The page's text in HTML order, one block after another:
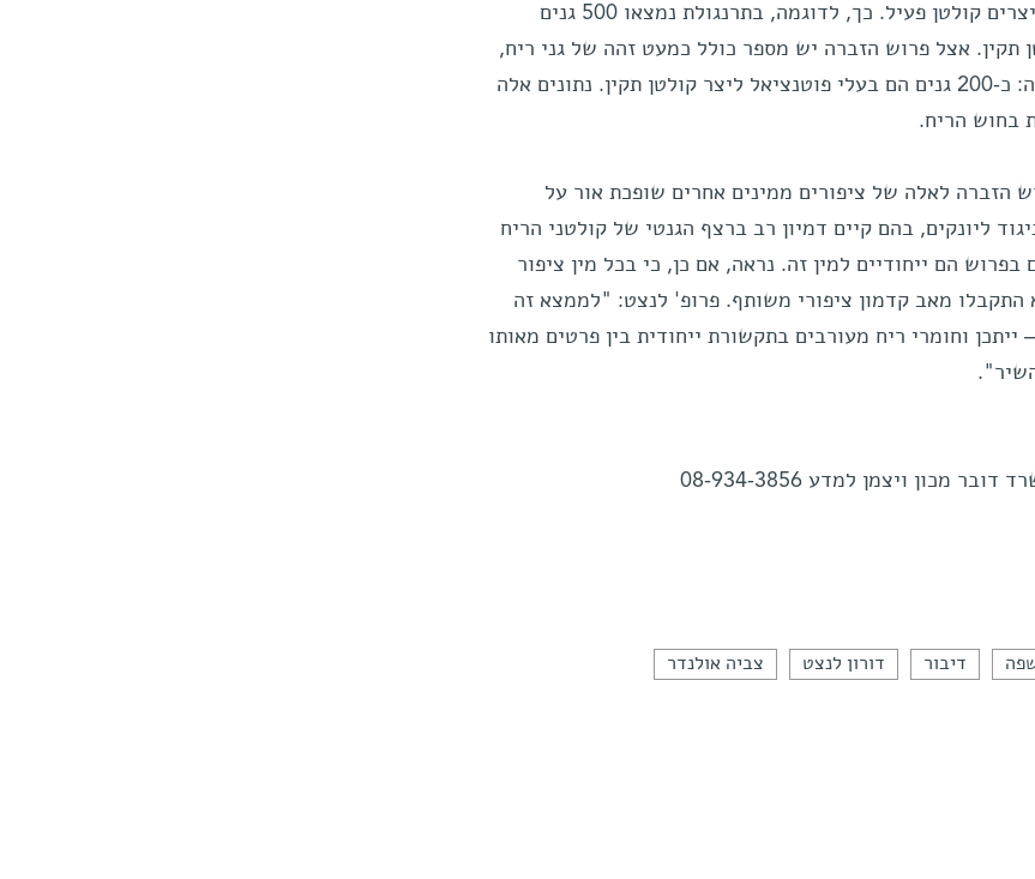
הגנטי – איזה אחוז מהגנים האלה אכן מייצרים קולטן פעיל. כך, לדוגמה, בתרנגולת נמצאו 500 גנים
מייצרים קולטן תקין. אצל פרוש הזברה יש מספר כולל כמעט זהה של גני ריח,
אך כמות הגנים הפעילים גדולה פי שלושה: כ-200 גנים הם בעלי פוטנציאל ליצר קולטן תקין. נתונים אלה
בחוש הריח.
הזברה לאלה של ציפורים ממינים אחרים שופכת אור על
ליונקים, בהם קיים דמיון רב ברצף הגנטי של קולטני הריח
כי 95% מהקולטנים בפרוש הם ייחודיים למין זה. נראה, אם כן, כי בכל מין ציפור
התקבלו מאב קדמון ציפורי משותף. פרופ' לנצט: "לממצא זה
וחומרי ריח מעורבים בתקשורת ייחודית בין פרטים מאותו
ויצמן למדע 08-934-3856
דיבור דורון לנצט צביה אולנדר